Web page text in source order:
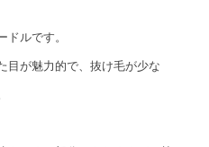
ドルです。
目が魅力的で、抜け毛が少な